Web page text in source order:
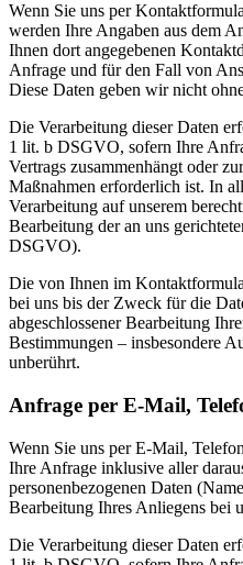
Wenn Sie uns per
werden Ihre Angaben aus dem
Ihnen dort angegebenen
Anfrage und für den Fall von
Diese Daten geben wir nicht
Die Verarbeitung dieser Daten
1 lit. b DSGVO, sofern Ihre
Vertrags zusammenhängt oder
Maßnahmen erforderlich ist. In
Verarbeitung auf unserem
Bearbeitung der an uns
DSGVO).
Die von Ihnen im
bei uns bis der Zweck für die
abgeschlossener Bearbeitung
Bestimmungen – insbesondere
unberührt.
Anfrage per E-Mail,
Wenn Sie uns per E-Mail,
Ihre Anfrage inklusive aller
personenbezogenen Daten
Bearbeitung Ihres Anliegens bei
Die Verarbeitung dieser Daten